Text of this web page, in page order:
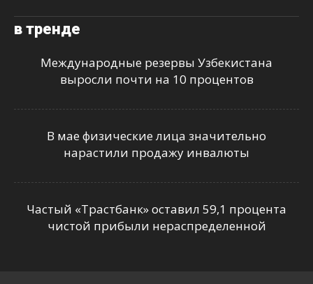
в тренде
Международные резервы Узбекистана
выросли почти на 10 процентов
В мае физические лица значительно
нарастили продажу инвалюты
Частый «Трастбанк» оставил 59,1 процента
чистой прибыли нераспределенной